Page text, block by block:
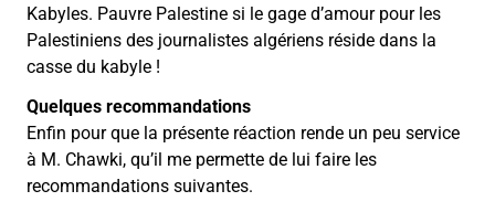
Kabyles. Pauvre Palestine si le gage d’amour pour les
Palestiniens des journalistes algériens réside dans la
casse du kabyle !
Quelques recommandations
Enfin pour que la présente réaction rende un peu service
à M. Chawki, qu’il me permette de lui faire les
recommandations suivantes.